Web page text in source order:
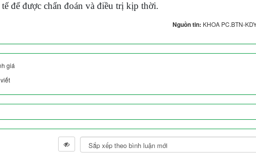
để được chẩn đoán và điều trị kịp thời.
Nguồn tin: KHOA PC.BTN-
giá